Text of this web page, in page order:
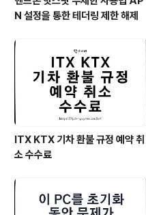
N 설정을 통한 테더링 제한 해제
ITX KTX 기차 환불 규정 예약 취
소 수수료